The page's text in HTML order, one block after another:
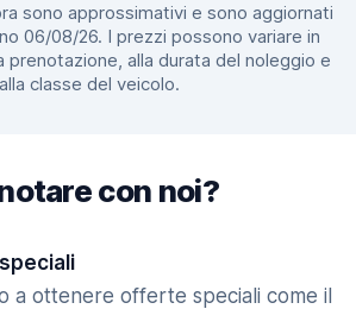
sono approssimativi e sono aggiornati
06/08/26. I prezzi possono variare in
prenotazione, alla durata del noleggio e
alla classe del veicolo.
con noi?
a ottenere offerte speciali come il